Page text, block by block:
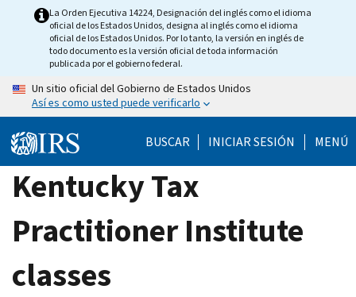
La Orden Ejecutiva 14224, Designación del inglés como el idioma
oficial de los Estados Unidos, designa al inglés como el idioma
oficial de los Estados Unidos. Por lo tanto, la versión en inglés de
todo documento es la versión oficial de toda información
publicada por el gobierno federal.
Un sitio oficial del Gobierno de Estados Unidos
Así es como usted puede verificarlo
BUSCAR INICIAR SESIÓN MENÚ
Kentucky Tax
Practitioner Institute
classes